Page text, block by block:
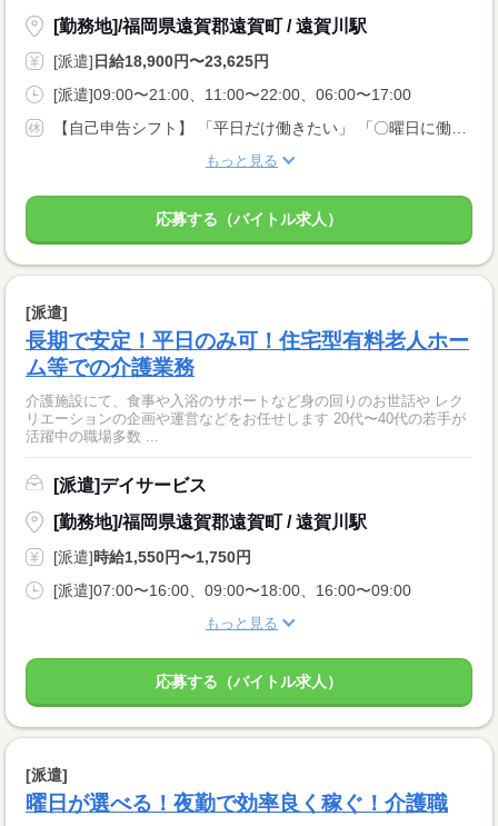
[勤務地]/福岡県遠賀郡遠賀町 / 遠賀川駅
[派遣]日給18,900円〜23,625円
[派遣]09:00〜21:00、11:00〜22:00、06:00〜17:00
もっと見る
応募する（バイトル求人）
[派遣]
長期で安定！平日のみ可！住宅型有料老人ホー
ム等での介護業務
介護施設にて、食事や入浴のサポートなど身の回りのお世話や レク
リエーションの企画や運営などをお任せします 20代〜40代の若手が
活躍中の職場多数 ...
[派遣]デイサービス
[勤務地]/福岡県遠賀郡遠賀町 / 遠賀川駅
[派遣]時給1,550円〜1,750円
[派遣]07:00〜16:00、09:00〜18:00、16:00〜09:00
もっと見る
応募する（バイトル求人）
[派遣]
曜日が選べる！夜勤で効率良く稼ぐ！介護職